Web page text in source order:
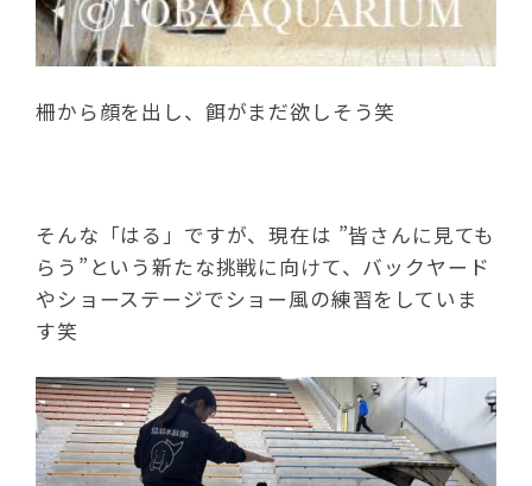
柵から顔を出し、餌がまだ欲しそう笑
そんな「はる」ですが、現在は ”皆さんに見ても
らう” という新たな挑戦に向けて、バックヤード
やショーステージでショー風の練習をしていま
す笑